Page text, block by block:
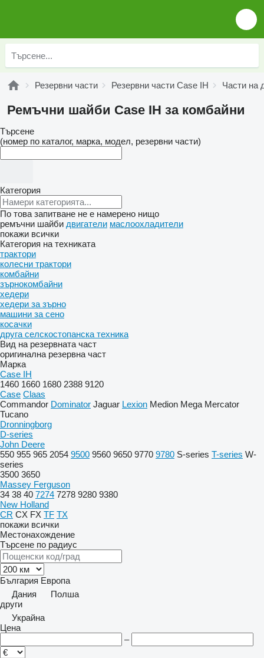
Резервни части Резервни части Case IH Части на
Ремъчни шайби Case IH за комбайни
Търсене
(номер по каталог, марка, модел, резервни части)
Категория
По това запитване не е намерено нищо
ремъчни шайби двигатели маслоохладители
покажи всички
Категория на техниката
трактори
колесни трактори
комбайни
зърнокомбайни
хедери
хедери за зърно
машини за сено
косачки
друга селскостопанска техника
Вид на резервната част
оригинална резервна част
Марка
Case IH
1460 1660 1680 2388 9120
Case Claas
Commandor Dominator Jaguar Lexion Medion Mega Mercator
Tucano
Dronningborg
D-series
John Deere
550 955 965 2054 9500 9560 9650 9770 9780 S-series T-series W-
series
3500 3650
Massey Ferguson
34 38 40 7274 7278 9280 9380
New Holland
CR CX FX TF TX
покажи всички
Местонахождение
Търсене по радиус
България Европа
Дания
Полша
други
Украйна
Цена
–